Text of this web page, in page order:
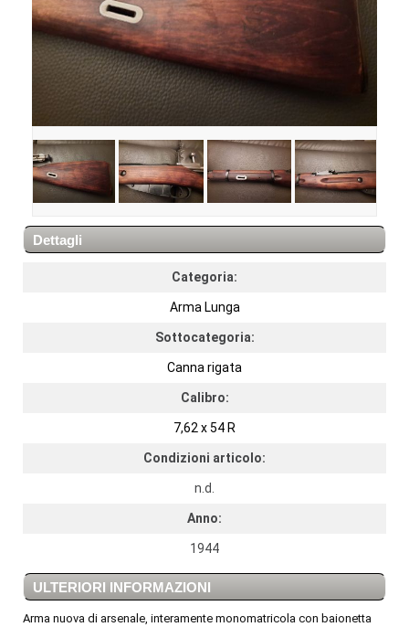
Dettagli
Categoria:
Arma Lunga
Sottocategoria:
Canna rigata
Calibro:
7,62 x 54 R
Condizioni articolo:
n.d.
Anno:
1944
ULTERIORI INFORMAZIONI
Arma nuova di arsenale, interamente monomatricola con baionetta